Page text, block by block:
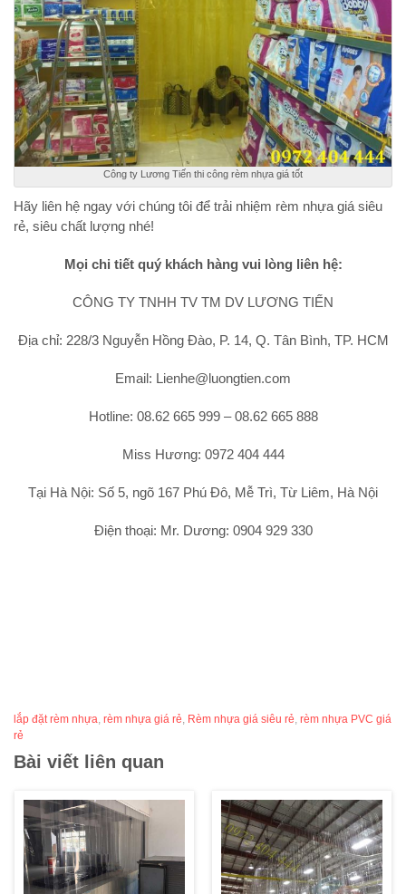
Công ty Lương Tiến thi công rèm nhựa giá tốt
Hãy liên hệ ngay với chúng tôi để trải nhiệm rèm nhựa giá siêu
rẻ, siêu chất lượng nhé!
Mọi chi tiết quý khách hàng vui lòng liên hệ:
CÔNG TY TNHH TV TM DV LƯƠNG TIẾN
Địa chỉ: 228/3 Nguyễn Hồng Đào, P. 14, Q. Tân Bình, TP. HCM
Email: Lienhe@luongtien.com
Hotline: 08.62 665 999 – 08.62 665 888
Miss Hương: 0972 404 444
Tại Hà Nội: Số 5, ngõ 167 Phú Đô, Mễ Trì, Từ Liêm, Hà Nội
Điện thoại: Mr. Dương: 0904 929 330
lắp đặt rèm nhựa rèm nhựa giá rẻ Rèm nhựa giá siêu rẻ rèm nhựa PVC giá
rẻ
Bài viết liên quan